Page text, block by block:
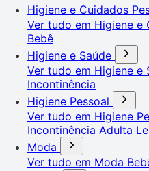
Higiene e Cuidados
Ver tudo em Higiene e
Bebê
Higiene e Saúde
Ver tudo em Higiene e
Incontinência
Higiene Pessoal
Ver tudo em Higiene
Incontinência Adulta
Moda
Ver tudo em Moda